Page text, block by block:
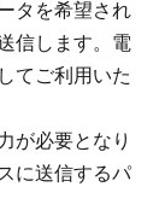
タを希望され
信します。電
てご利用いた
が必要となり
に送信するパ